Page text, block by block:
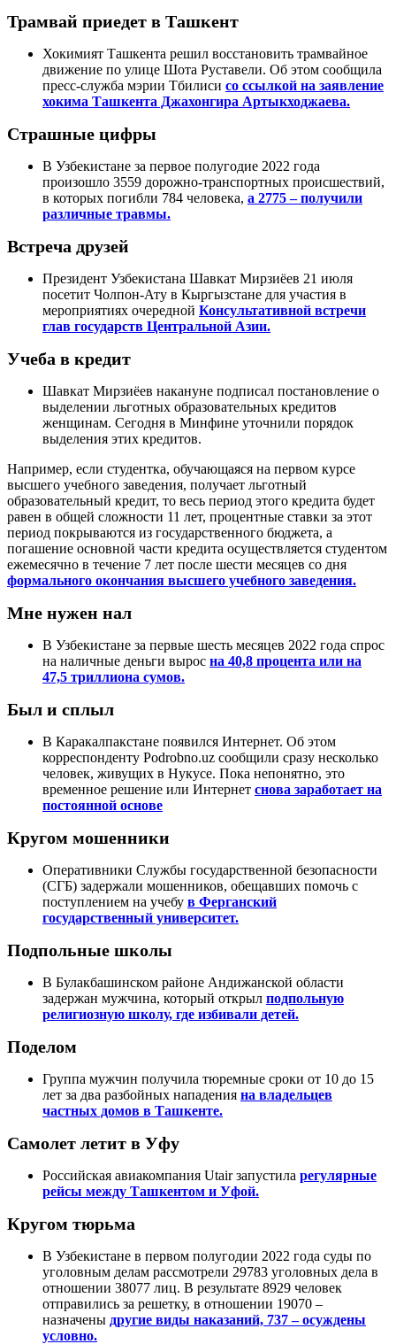
Трамвай приедет в Ташкент
Хокимият Ташкента решил восстановить трамвайное
движение по улице Шота Руставели. Об этом сообщила
пресс-служба мэрии Тбилиси со ссылкой на заявление
хокима Ташкента Джахонгира Артыкходжаева.
Страшные цифры
В Узбекистане за первое полугодие 2022 года
произошло 3559 дорожно-транспортных происшествий,
в которых погибли 784 человека, а 2775 – получили
различные травмы.
Встреча друзей
Президент Узбекистана Шавкат Мирзиёев 21 июля
посетит Чолпон-Ату в Кыргызстане для участия в
мероприятиях очередной Консультативной встречи
глав государств Центральной Азии.
Учеба в кредит
Шавкат Мирзиёев накануне подписал постановление о
выделении льготных образовательных кредитов
женщинам. Сегодня в Минфине уточнили порядок
выделения этих кредитов.
Например, если студентка, обучающаяся на первом курсе
высшего учебного заведения, получает льготный
образовательный кредит, то весь период этого кредита будет
равен в общей сложности 11 лет, процентные ставки за этот
период покрываются из государственного бюджета, а
погашение основной части кредита осуществляется студентом
ежемесячно в течение 7 лет после шести месяцев со дня
формального окончания высшего учебного заведения.
Мне нужен нал
В Узбекистане за первые шесть месяцев 2022 года спрос
на наличные деньги вырос на 40,8 процента или на
47,5 триллиона сумов.
Был и сплыл
В Каракалпакстане появился Интернет. Об этом
корреспонденту Podrobno.uz сообщили сразу несколько
человек, живущих в Нукусе. Пока непонятно, это
временное решение или Интернет снова заработает на
постоянной основе
Кругом мошенники
Оперативники Службы государственной безопасности
(СГБ) задержали мошенников, обещавших помочь с
поступлением на учебу в Ферганский
государственный университет.
Подпольные школы
В Булакбашинском районе Андижанской области
задержан мужчина, который открыл подпольную
религиозную школу, где избивали детей.
Поделом
Группа мужчин получила тюремные сроки от 10 до 15
лет за два разбойных нападения на владельцев
частных домов в Ташкенте.
Самолет летит в Уфу
Российская авиакомпания Utair запустила регулярные
рейсы между Ташкентом и Уфой.
Кругом тюрьма
В Узбекистане в первом полугодии 2022 года суды по
уголовным делам рассмотрели 29783 уголовных дела в
отношении 38077 лиц. В результате 8929 человек
отправились за решетку, в отношении 19070 –
назначены другие виды наказаний, 737 – осуждены
условно.